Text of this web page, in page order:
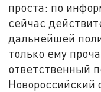
проста: по
сейчас
дальнейшей
только ему
ответственный
Новороссийский